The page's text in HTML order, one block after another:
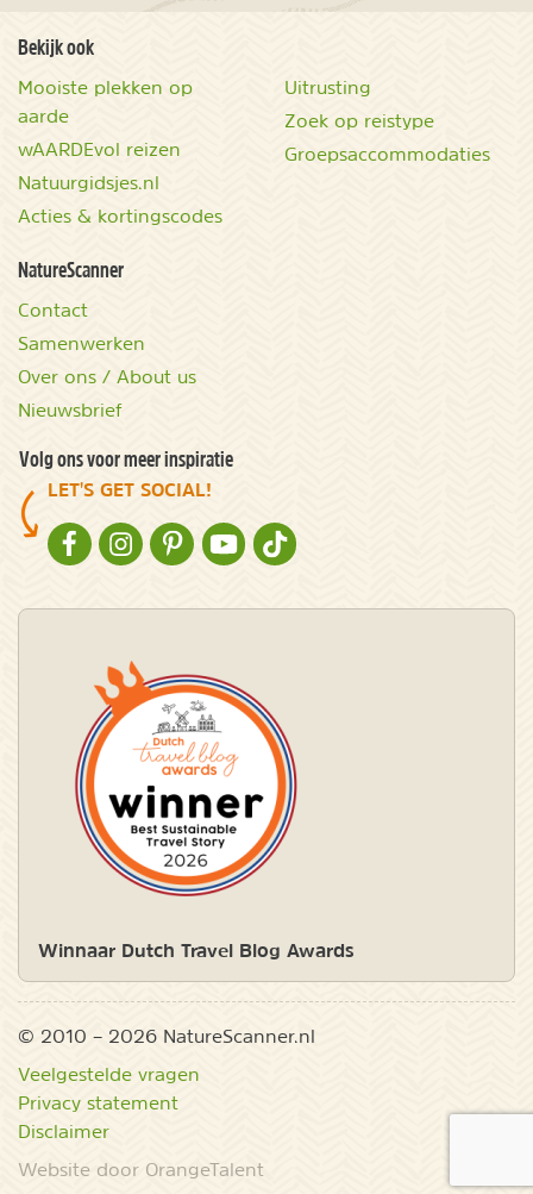
Bekijk ook
Mooiste plekken op
aarde
wAARDEvol reizen
Natuurgidsjes.nl
Acties & kortingscodes
Uitrusting
Zoek op reistype
Groepsaccommodaties
NatureScanner
Contact
Samenwerken
Over ons / About us
Nieuwsbrief
Volg ons voor meer inspiratie
LET'S GET SOCIAL!
NATURESCANNER OP FACEBOOK
NATURESCANNER OP INSTAGRAM
NATURESCANNER OP PINTEREST
NATURESCANNER OP YOUTUBE
NATURESCANNER OP TIKTOK
Winnaar Dutch Travel Blog Awards
© 2010 – 2026 NatureScanner.nl
Veelgestelde vragen
Privacy statement
Disclaimer
Website door OrangeTalent